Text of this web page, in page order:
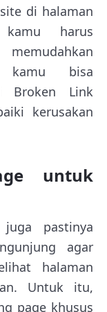
di halaman
harus
kamu bisa
Broken Link
kerusakan
untuk
pastinya
agar
halaman
Untuk itu,
page khusus